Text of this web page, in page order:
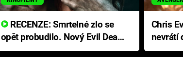
RECENZE: Smrtelné zlo se
opět probudilo. Nový Evil Dead
přichází s neodolatelnou
Chris
nevrátí